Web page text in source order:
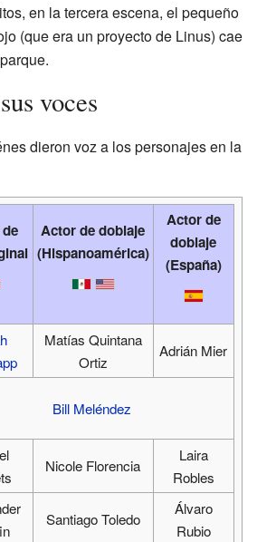
en la tercera escena, el pequeño
(que era un proyecto de Linus) cae
voces
dieron voz a los personajes en la
Actor de doblaje
(Hispanoamérica)
Actor de
doblaje
(España)
Matías Quintana
Ortiz
Adrián Mier
Bill Meléndez
Nicole Florencia
Laira
Robles
Santiago Toledo
Álvaro
Rubio